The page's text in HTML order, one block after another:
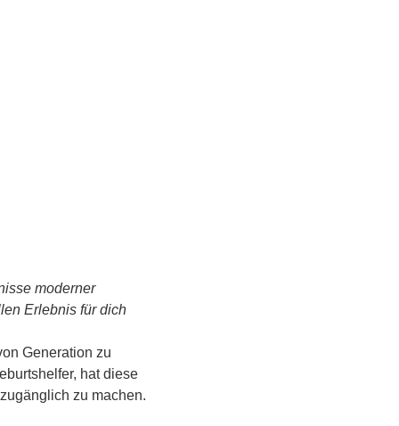
moderner
Erlebnis für dich
Generation zu
hat diese
zu machen.